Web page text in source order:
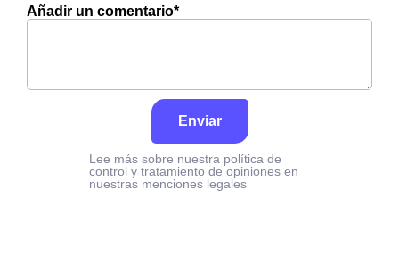
Añadir un comentario*
Enviar
Lee más sobre nuestra política de
control y tratamiento de opiniones en
nuestras menciones legales